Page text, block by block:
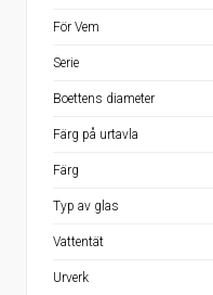
För Vem
Serie
Boettens diameter
Färg på urtavla
Färg
Typ av glas
Vattentät
Urverk